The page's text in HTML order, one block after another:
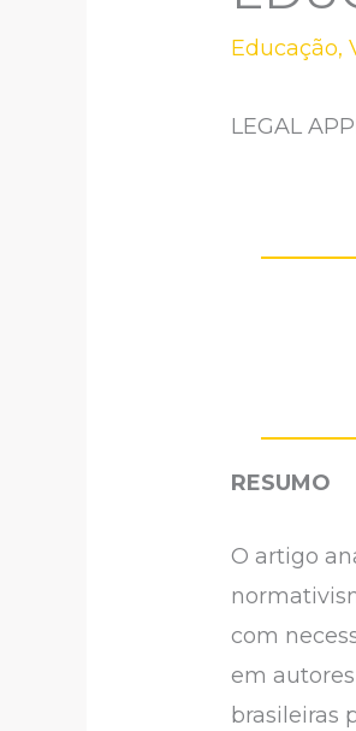
Educação,
LEGAL
RESUMO
O artigo
com
em
brasileiras